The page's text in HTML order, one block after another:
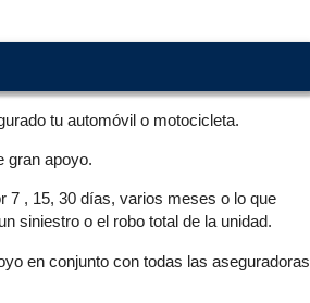
tu automóvil o motocicleta.
gran apoyo.
7 , 15, 30 días, varios meses o lo que
siniestro o el robo total de la unidad.
en conjunto con todas las aseguradoras